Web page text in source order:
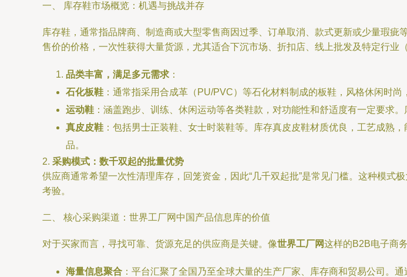
一、 库存鞋市场概览：机遇与挑战并存
库存鞋，通常指品牌商、制造商或大型零售商因过季、订单取消、款式更新或少量瑕
售价的价格，一次性获得大量货源，尤其适合下沉市场、折扣店、线上批发及特定行业
品类丰富，满足多元需求 ：
石化板鞋 ：通常指采用合成革（PU/PVC）等石化材料制成的板鞋，风格休闲时
运动鞋 ：涵盖跑步、训练、休闲运动等各类鞋款，对功能性和舒适度有一定要求
真皮皮鞋 ：包括男士正装鞋、女士时装鞋等。库存真皮皮鞋材质优良，工艺成熟
品。
2. 采购模式：数千双起的批量优势
供应商通常希望一次性清理库存，回笼资金，因此“几千双起批”是常见门槛。这种模
考验。
二、 核心采购渠道：世界工厂网中国产品信息库的价值
对于买家而言，寻找可靠、货源充足的供应商是关键。像世界工厂网这样的B2B电子商
海量信息聚合 ：平台汇聚了全国乃至全球大量的生产厂家、库存商和贸易公司。